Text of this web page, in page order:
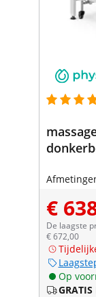
€
De laagste
€ 672,00
Op
GRATIS